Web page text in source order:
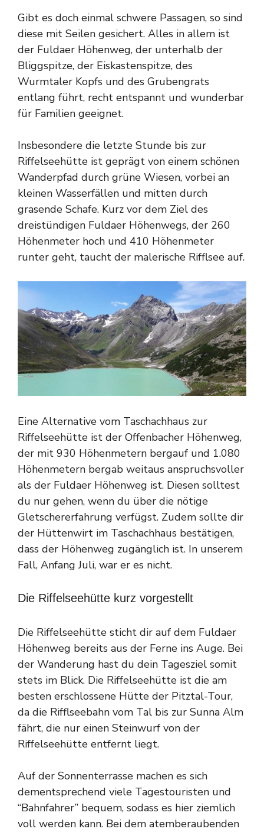
Gibt es doch einmal schwere Passagen, so sind
diese mit Seilen gesichert. Alles in allem ist
der Fuldaer Höhenweg, der unterhalb der
Bliggspitze, der Eiskastenspitze, des
Wurmtaler Kopfs und des Grubengrats
entlang führt, recht entspannt und wunderbar
für Familien geeignet.
Insbesondere die letzte Stunde bis zur
Riffelseehütte ist geprägt von einem schönen
Wanderpfad durch grüne Wiesen, vorbei an
kleinen Wasserfällen und mitten durch
grasende Schafe. Kurz vor dem Ziel des
dreistündigen Fuldaer Höhenwegs, der 260
Höhenmeter hoch und 410 Höhenmeter
runter geht, taucht der malerische Rifflsee auf.
Eine Alternative vom Taschachhaus zur
Riffelseehütte ist der Offenbacher Höhenweg,
der mit 930 Höhenmetern bergauf und 1.080
Höhenmetern bergab weitaus anspruchsvoller
als der Fuldaer Höhenweg ist. Diesen solltest
du nur gehen, wenn du über die nötige
Gletschererfahrung verfügst. Zudem sollte dir
der Hüttenwirt im Taschachhaus bestätigen,
dass der Höhenweg zugänglich ist. In unserem
Fall, Anfang Juli, war er es nicht.
Die Riffelseehütte kurz vorgestellt
Die Riffelseehütte sticht dir auf dem Fuldaer
Höhenweg bereits aus der Ferne ins Auge. Bei
der Wanderung hast du dein Tagesziel somit
stets im Blick. Die Riffelseehütte ist die am
besten erschlossene Hütte der Pitztal-Tour,
da die Rifflseebahn vom Tal bis zur Sunna Alm
fährt, die nur einen Steinwurf von der
Riffelseehütte entfernt liegt.
Auf der Sonnenterrasse machen es sich
dementsprechend viele Tagestouristen und
“Bahnfahrer” bequem, sodass es hier ziemlich
voll werden kann. Bei dem atemberaubenden